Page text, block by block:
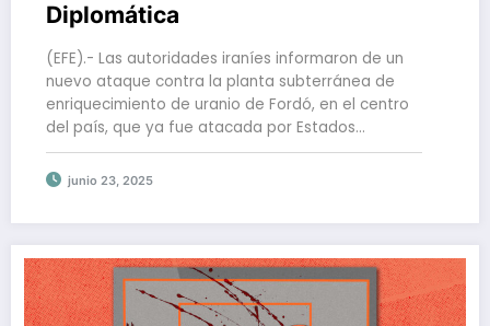
Diplomática
(EFE).- Las autoridades iraníes informaron de un
nuevo ataque contra la planta subterránea de
enriquecimiento de uranio de Fordó, en el centro
del país, que ya fue atacada por Estados…
junio 23, 2025